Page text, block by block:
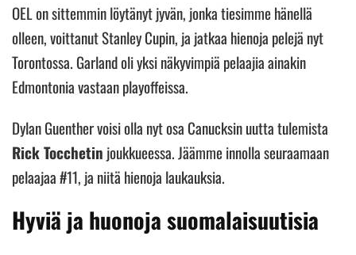
OEL on sittemmin löytänyt jyvän, jonka tiesimme hänellä
olleen, voittanut Stanley Cupin, ja jatkaa hienoja pelejä nyt
Torontossa. Garland oli yksi näkyvimpiä pelaajia ainakin
Edmontonia vastaan playoffeissa.
Dylan Guenther voisi olla nyt osa Canucksin uutta tulemista
Rick Tocchetin joukkueessa. Jäämme innolla seuraamaan
pelaajaa #11, ja niitä hienoja laukauksia.
Hyviä ja huonoja suomalaisuutisia